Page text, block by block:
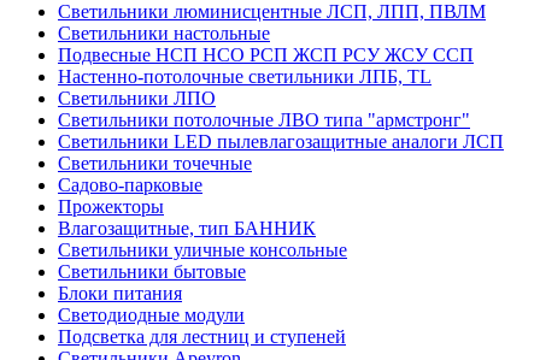
Светильники люминисцентные ЛСП, ЛПП, ПВЛМ
Светильники настольные
Подвесные НСП НСО РСП ЖСП РСУ ЖСУ ССП
Настенно-потолочные светильники ЛПБ, TL
Светильники ЛПО
Светильники потолочные ЛВО типа "армстронг"
Светильники LED пылевлагозащитные аналоги ЛСП
Светильники точечные
Садово-парковые
Прожекторы
Влагозащитные, тип БАННИК
Светильники уличные консольные
Светильники бытовые
Блоки питания
Светодиодные модули
Подсветка для лестниц и ступеней